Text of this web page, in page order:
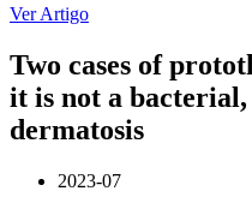
Ver Artigo
Two cases of
it is not a
dermatosis
2023-07